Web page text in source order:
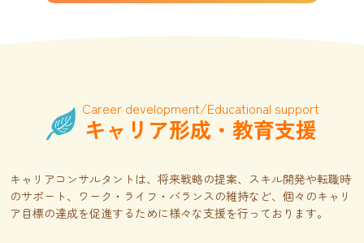
Career development/Educational support
キャリア形成・教育支援
キャリアコンサルタントは、将来戦略の提案、スキル開発や転職時
のサポート、ワーク・ライフ・バランスの維持など、個々のキャリ
ア目標の達成を促進するために様々な支援を行っております。